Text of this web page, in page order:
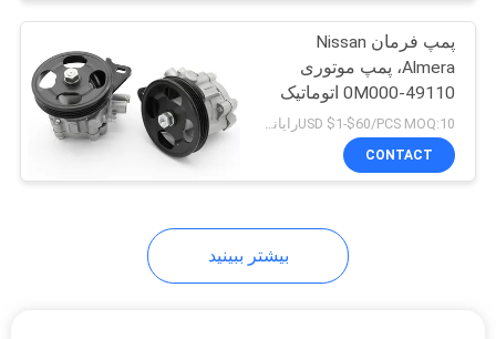
پمپ فرمان Nissan
Almera، پمپ موتوری
49110-0M000 اتوماتیک
USD $1-$60/PCS MOQ:10رایانه های شخصی
CONTACT
بیشتر ببینید